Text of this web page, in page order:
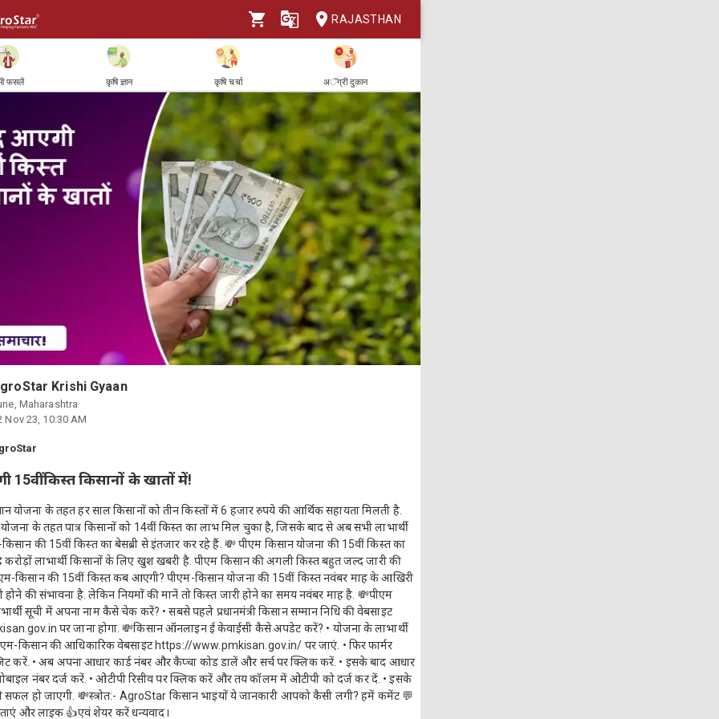
RAJASTHAN
फसलें कृषि ज्ञान कृषि चर्चा अॅग्री दुकान
Krishi Gyaan
Maharashtra
Nov 23, 10:30 AM
15वीं किस्त किसानों के खातों में!
योजना के तहत हर साल किसानों को तीन किस्तों में 6 हजार रुपये की आर्थिक सहायता मिलती है.
के तहत पात्र किसानों को 14वीं किस्त का लाभ मिल चुका है, जिसके बाद से अब सभी लाभार्थी
की 15वीं किस्त का बेसब्री से इंतजार कर रहे हैं. 💸 पीएम किसान योजना की 15वीं किस्त का
करोड़ों लाभार्थी किसानों के लिए खुश खबरी है. पीएम किसान की अगली किस्त बहुत जल्द जारी की
किसान की 15वीं किस्त कब आएगी? पीएम-किसान योजना की 15वीं किस्त नवंबर माह के आखिरी
होने की संभावना है. लेकिन नियमों की मानें तो किस्त जारी होने का समय नवंबर माह है. 💸पीएम
सूची में अपना नाम कैसे चेक करें? • सबसे पहले प्रधानमंत्री किसान सम्मान निधि की वेबसाइट
पर जाना होगा. 💸किसान ऑनलाइन ई केवाईसी कैसे अपडेट करें? • योजना के लाभार्थी
किसान की आधिकारिक वेबसाइट https://www.pmkisan.gov.in/ पर जाएं. • फिर फार्मर
करें. • अब अपना आधार कार्ड नंबर और कैप्चा कोड डालें और सर्च पर क्लिक करें. • इसके बाद आधार
नंबर दर्ज करें. • ओटीपी रिसीव पर क्लिक करें और तय कॉलम में ओटीपी को दर्ज कर दें. • इसके
सफल हो जाएगी. 💸स्त्रोत:- AgroStar किसान भाइयों ये जानकारी आपको कैसी लगी? हमें कमेंट 💬
और लाइक 👍एवं शेयर करें धन्यवाद।